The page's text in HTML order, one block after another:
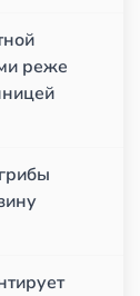
реже